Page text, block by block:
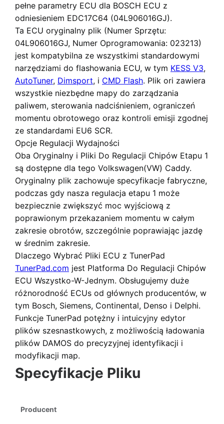
pełne parametry ECU dla BOSCH ECU z
odniesieniem EDC17C64 (04L906016GJ).
Ta ECU oryginalny plik (Numer Sprzętu:
04L906016GJ, Numer Oprogramowania: 023213)
jest kompatybilna ze wszystkimi standardowymi
narzędziami do flashowania ECU, w tym KESS V3,
AutoTuner, Dimsport, i CMD Flash. Plik ori zawiera
wszystkie niezbędne mapy do zarządzania
paliwem, sterowania nadciśnieniem, ograniczeń
momentu obrotowego oraz kontroli emisji zgodnej
ze standardami EU6 SCR.
Opcje Regulacji Wydajności
Oba Oryginalny i Pliki Do Regulacji Chipów Etapu 1
są dostępne dla tego Volkswagen(VW) Caddy.
Oryginalny plik zachowuje specyfikacje fabryczne,
podczas gdy nasza regulacja etapu 1 może
bezpiecznie zwiększyć moc wyjściową z
poprawionym przekazaniem momentu w całym
zakresie obrotów, szczególnie poprawiając jazdę
w średnim zakresie.
Dlaczego Wybrać Pliki ECU z TunerPad
TunerPad.com jest Platforma Do Regulacji Chipów
ECU Wszystko-W-Jednym. Obsługujemy duże
różnorodność ECUs od głównych producentów, w
tym Bosch, Siemens, Continental, Denso i Delphi.
Funkcje TunerPad potężny i intuicyjny edytor
plików szesnastkowych, z możliwością ładowania
plików DAMOS do precyzyjnej identyfikacji i
modyfikacji map.
Specyfikacje Pliku
Producent